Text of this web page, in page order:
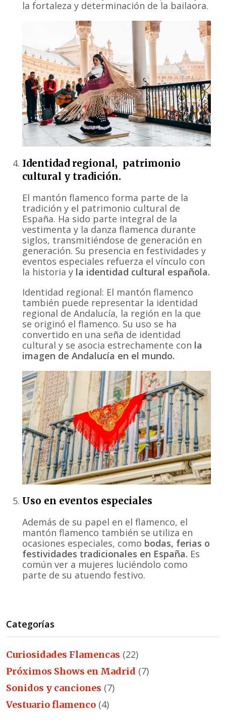
la fortaleza y determinación de la bailaora.
Identidad regional, patrimonio
cultural y tradición.
El mantón flamenco forma parte de la
tradición y el patrimonio cultural de
España. Ha sido parte integral de la
vestimenta y la danza flamenca durante
siglos, transmitiéndose de generación en
generación. Su presencia en festividades y
eventos especiales refuerza el vínculo con
la historia y la identidad cultural española.
Identidad regional: El mantón flamenco
también puede representar la identidad
regional de Andalucía, la región en la que
se originó el flamenco. Su uso se ha
convertido en una seña de identidad
cultural y se asocia estrechamente con la
imagen de Andalucía en el mundo.
Uso en eventos especiales
Además de su papel en el flamenco, el
mantón flamenco también se utiliza en
ocasiones especiales, como bodas, ferias o
festividades tradicionales en España. Es
común ver a mujeres luciéndolo como
parte de su atuendo festivo.
Categorías
Curiosidades Flamencas (22)
Próximos Shows en Madrid (7)
Sonidos y canciones (7)
Vestuario flamenco (4)